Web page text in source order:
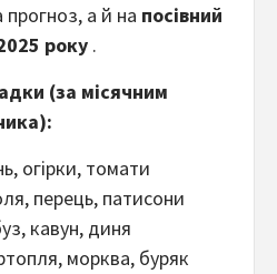
а й на посівний
року .
(за місячним
огірки, томати
перець, патисони
кавун, диня
морква, буряк